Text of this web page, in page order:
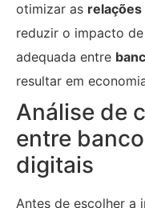
otimizar as relações
reduzir o impacto
adequada entre
resultar em
Análise de
entre
digitais
Antes de escolher a